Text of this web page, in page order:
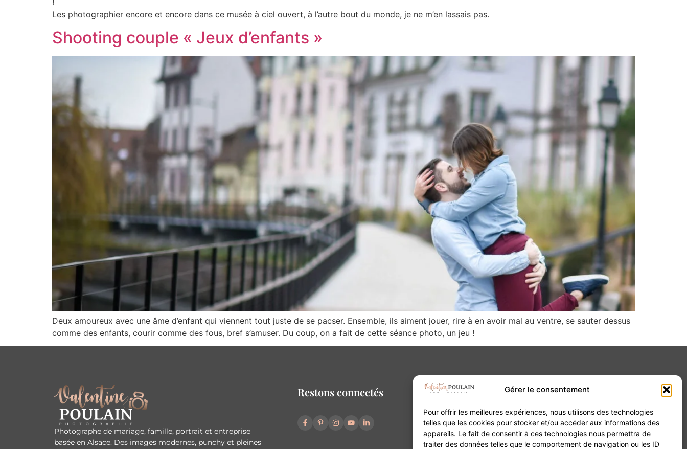
Gérer le consentement
Pour offrir les meilleures expériences, nous utilisons des technologies
telles que les cookies pour stocker et/ou accéder aux informations des
appareils. Le fait de consentir à ces technologies nous permettra de
traiter des données telles que le comportement de navigation ou les ID
!
Les photographier encore et encore dans ce musée à ciel ouvert, à l’autre bout du monde, je ne m’en lassais pas.
Shooting couple « Jeux d’enfants »
Deux amoureux avec une âme d’enfant qui viennent tout juste de se pacser. Ensemble, ils aiment jouer, rire à en avoir mal au ventre, se sauter dessus
comme des enfants, courir comme des fous, bref s’amuser. Du coup, on a fait de cette séance photo, un jeu !
Photographe de mariage, famille, portrait et entreprise
basée en Alsace. Des images modernes, punchy et pleines
Restons connectés Contact
20B Grand Rue 68180 Horbourg-Wihr
06 84 93 03 01
contact@valentinepoulain.com